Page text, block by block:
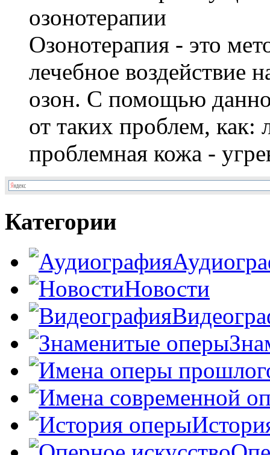
Озонотерапия - это
лечебное воздействие
озон. С помощью
от таких проблем,
проблемная кожа -
Категории
Новости